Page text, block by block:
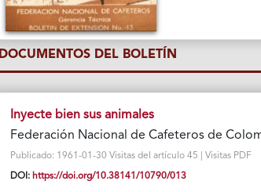
DOCUMENTOS DEL BOLETÍN
Inyecte bien sus animales
Federación Nacional de Cafeteros de
Publicado: 1961-01-30 Visitas del artículo 45 | Visitas PDF
DOI: https://doi.org/10.38141/10790/013